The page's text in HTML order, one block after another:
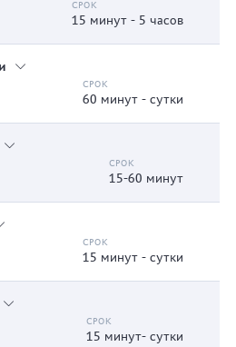
15 минут - 5 часов
60 минут - сутки
15-60 минут
15 минут - сутки
15 минут- сутки